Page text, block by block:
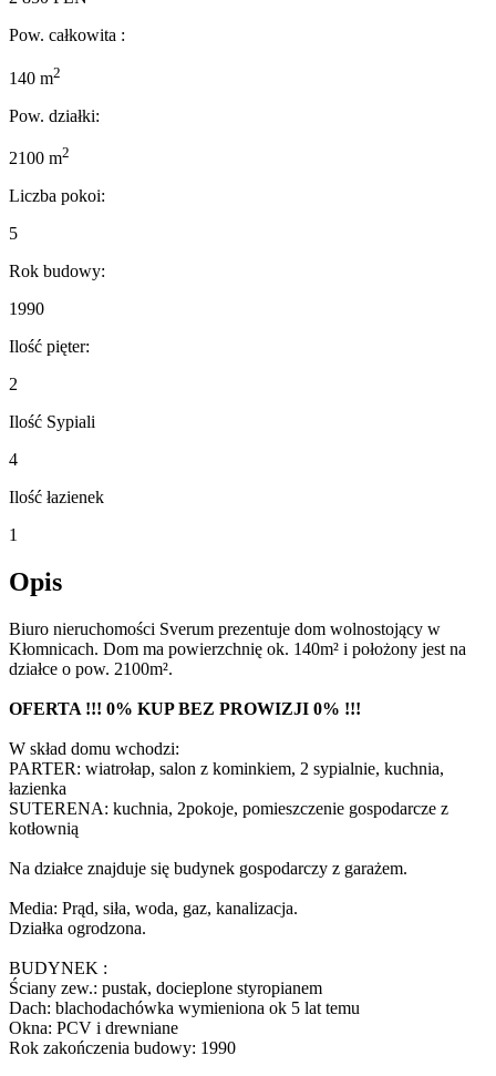
Pow. całkowita :
140 m2
Pow. działki:
2100 m2
Liczba pokoi:
5
Rok budowy:
1990
Ilość pięter:
2
Ilość Sypiali
4
Ilość łazienek
1
Opis
Biuro nieruchomości Sverum prezentuje dom wolnostojący w
Kłomnicach. Dom ma powierzchnię ok. 140m² i położony jest na
działce o pow. 2100m².
OFERTA !!! 0% KUP BEZ PROWIZJI 0% !!!
W skład domu wchodzi:
PARTER: wiatrołap, salon z kominkiem, 2 sypialnie, kuchnia,
łazienka
SUTERENA: kuchnia, 2pokoje, pomieszczenie gospodarcze z
kotłownią
Na działce znajduje się budynek gospodarczy z garażem.
Media: Prąd, siła, woda, gaz, kanalizacja.
Działka ogrodzona.
BUDYNEK :
Ściany zew.: pustak, docieplone styropianem
Dach: blachodachówka wymieniona ok 5 lat temu
Okna: PCV i drewniane
Rok zakończenia budowy: 1990